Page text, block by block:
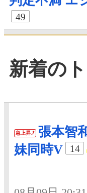
49
新着の
急上昇
張本智
妹同時V
14